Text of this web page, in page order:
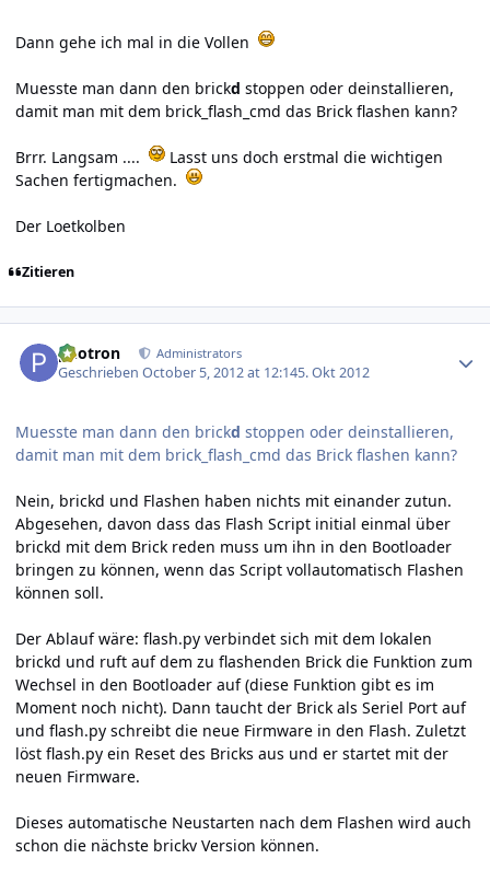
Dann gehe ich mal in die Vollen
Muesste man dann den brickd stoppen oder deinstallieren,
damit man mit dem brick_flash_cmd das Brick flashen kann?
Brrr. Langsam ....
Lasst uns doch erstmal die wichtigen
Sachen fertigmachen.
Der Loetkolben
Zitieren
photron Administrators
GeschriebenOctober 5, 2012 at 12:145. Okt 2012
Muesste man dann den brickd stoppen oder deinstallieren,
damit man mit dem brick_flash_cmd das Brick flashen kann?
Nein, brickd und Flashen haben nichts mit einander zutun.
Abgesehen, davon dass das Flash Script initial einmal über
brickd mit dem Brick reden muss um ihn in den Bootloader
bringen zu können, wenn das Script vollautomatisch Flashen
können soll.
Der Ablauf wäre: flash.py verbindet sich mit dem lokalen
brickd und ruft auf dem zu flashenden Brick die Funktion zum
Wechsel in den Bootloader auf (diese Funktion gibt es im
Moment noch nicht). Dann taucht der Brick als Seriel Port auf
und flash.py schreibt die neue Firmware in den Flash. Zuletzt
löst flash.py ein Reset des Bricks aus und er startet mit der
neuen Firmware.
Dieses automatische Neustarten nach dem Flashen wird auch
schon die nächste brickv Version können.